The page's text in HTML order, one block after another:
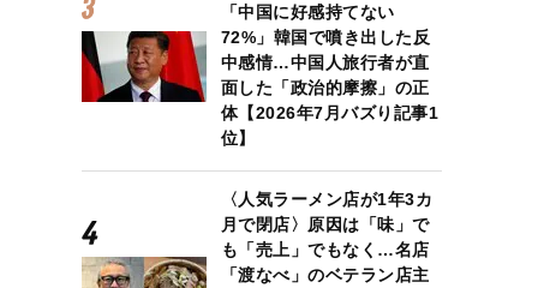
「中国に好感持てない
72%」韓国で噴き出した反
中感情…中国人旅行者が直
面した「政治的摩擦」の正
体【2026年7月バズり記事1
位】
〈人気ラーメン店が1年3カ
月で閉店〉原因は「味」で
も「売上」でもなく…名店
「渡なべ」のベテラン店主